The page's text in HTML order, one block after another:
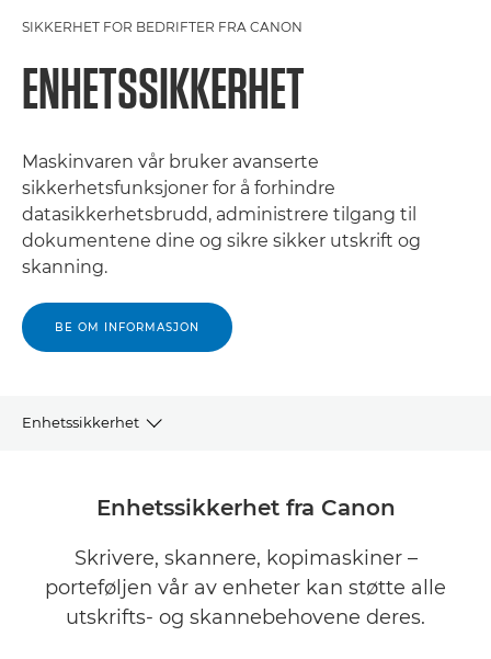
SIKKERHET FOR BEDRIFTER FRA CANON
ENHETSSIKKERHET
Maskinvaren vår bruker avanserte
sikkerhetsfunksjoner for å forhindre
datasikkerhetsbrudd, administrere tilgang til
dokumentene dine og sikre sikker utskrift og
skanning.
BE OM INFORMASJON
Enhetssikkerhet
SIKKERHETSINNSTILLINGER
Enhetssikkerhet fra Canon
Skrivere, skannere, kopimaskiner –
porteføljen vår av enheter kan støtte alle
utskrifts- og skannebehovene deres.